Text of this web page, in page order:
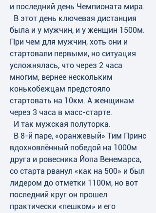
и последний день Чемпионата мира.
была и у мужчин, и у женщин 1500м.
При чем для мужчин, хоть они и
стартовали первыми, но ситуация
усложнялась, что через 2 часа
многим, вернее нескольким
конькобежцам предстояло
стартовать на 10км. А женщинам
через 3 часа в масс-старте.
  И так мужская полуторка.
вдохновлённый победой на 1000м
друга и ровесника Йопа Венемарса,
со старта рванул «как на 500» и был
лидером до отметки 1100м, но вот
последний круг он прошел
практически «пешком» и его